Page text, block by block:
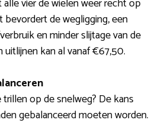
bevordert de wegligging, een
en minder slijtage van de
uitlijnen kan al vanaf €67,50.
op de snelweg? De kans
gebalanceerd moeten worden.